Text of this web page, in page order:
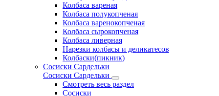
Колбаса вареная
Колбаса полукопченая
Колбаса варенокопченая
Колбаса сырокопченая
Колбаса ливерная
Нарезки колбасы и деликатесов
Колбаски(пикник)
Сосиски Сардельки
Сосиски Сардельки
Смотреть весь раздел
Сосиски